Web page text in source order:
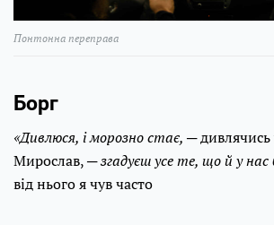
Понтонна переправа
Борг
«Дивлюся, і морозно стає, ─
Мирослав,─ згадуєш усе те, що й у нас
від нього я чув часто